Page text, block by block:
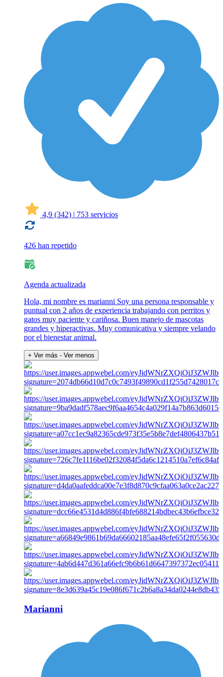
4,9 (342) | 753 servicios
426 han repetido
Agenda actualizada
Hola, mi nombre es marianni Soy una persona responsable y
puntual con 2 años de experiencia trabajando con perritos y
gatos muy paciente y cariñosa. Buen manejo de mascotas
grandes y hiperactivas. Muy comunicativa y siempre velando
por el bienestar animal.
+ Ver más - Ver menos
Marianni